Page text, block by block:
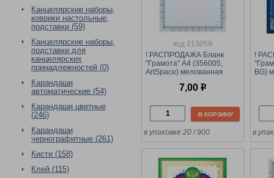
Канцелярские наборы,
коврики настольные,
подставки (59)
Канцелярские наборы,
подставки для
канцелярских
принадлежностей (0)
Карандаши
автоматические (54)
Карандаши цветные
(246)
Карандаши
чернографитные (261)
Кисти (158)
Клей (115)
код 213059
! РАСПРОДАЖА Бланк
"Грамота" А4 (356005,
ArtSpace) мелованная
7,00 р
В КОРЗИНУ
в упаковке 20 / 900
!
BG)
в